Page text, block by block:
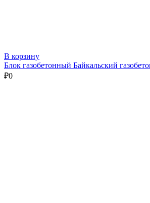
В корзину
Блок газобетонный Байкальский
₽0